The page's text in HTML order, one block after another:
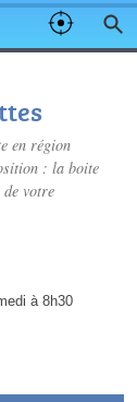
en région
: la boite
votre
à 8h30